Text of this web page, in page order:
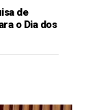
de
o Dia dos